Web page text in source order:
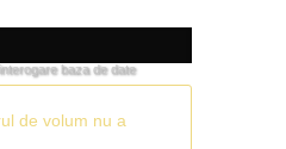
interogare baza de date
de volum nu a